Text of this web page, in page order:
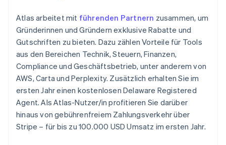
Atlas arbeitet mit führenden Partnern zusammen, um
Gründerinnen und Gründern exklusive Rabatte und
Gutschriften zu bieten. Dazu zählen Vorteile für Tools
aus den Bereichen Technik, Steuern, Finanzen,
Compliance und Geschäftsbetrieb, unter anderem von
AWS, Carta und Perplexity. Zusätzlich erhalten Sie im
ersten Jahr einen kostenlosen Delaware Registered
Agent. Als Atlas-Nutzer/in profitieren Sie darüber
hinaus von gebührenfreiem Zahlungsverkehr über
Stripe – für bis zu 100.000 USD Umsatz im ersten Jahr.